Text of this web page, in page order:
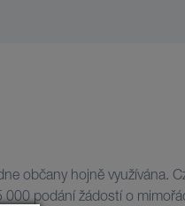
občany hojně využívána.
podání žádostí o